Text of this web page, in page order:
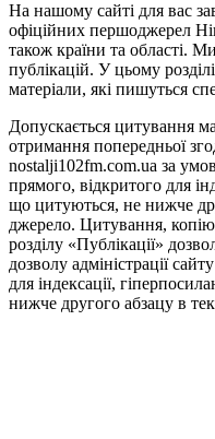
На нашому сайті для вас
офіційних першоджерел
також країни та області.
публікацій. У цьому
матеріали, які пишуться
Допускається цитування
отримання попередньої
nostalji102fm.com.ua за
прямого, відкритого для
що цитуються, не нижче
джерело. Цитування,
розділу «Публікації»
дозволу адміністрації
для індексації,
нижче другого абзацу в